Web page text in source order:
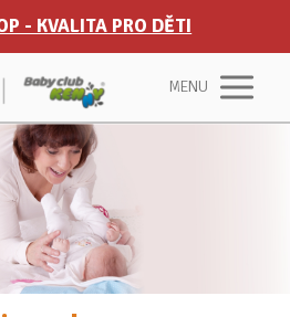
- KVALITA PRO DĚTI
MENU